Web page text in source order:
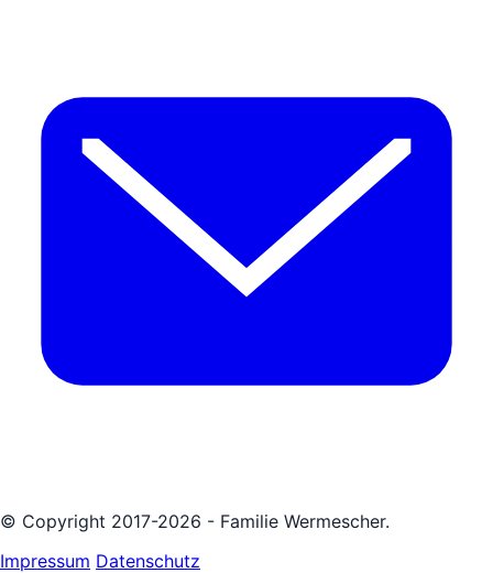
© Copyright 2017-2026 - Familie Wermescher.
Impressum Datenschutz